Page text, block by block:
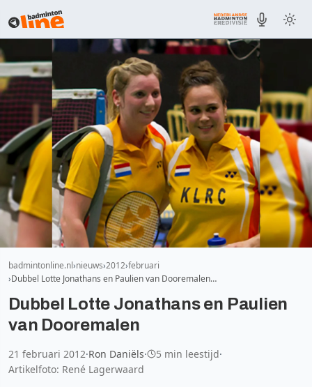
badmintonline.nl nieuws 2012 februari
Dubbel Lotte Jonathans en Paulien van Dooremalen…
Dubbel Lotte Jonathans en Paulien
van Dooremalen
21 februari 2012·Ron Daniëls· 5 min leestijd·
Artikelfoto: René Lagerwaard